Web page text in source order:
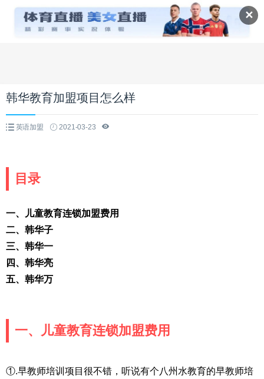
✕
韩华教育加盟项目怎么样
英语加盟 2021-03-23
目录
一、儿童教育连锁加盟费用
二、韩华子
三、韩华一
四、韩华亮
五、韩华万
一、儿童教育连锁加盟费用
①.早教师培训项目很不错，听说有个八州水教育的早教师培